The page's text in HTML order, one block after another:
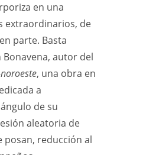
en una
extraordinarios, de
parte. Basta
Bonavena, autor del
, una obra en
a
de su
aleatoria de
posan, reducción al